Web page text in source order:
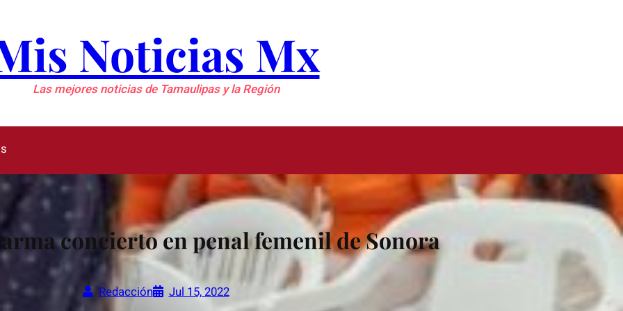
Noticias Mx
Las mejores noticias de Tamaulipas y la Región
concierto en penal femenil de Sonora
Redacción Jul 15, 2022